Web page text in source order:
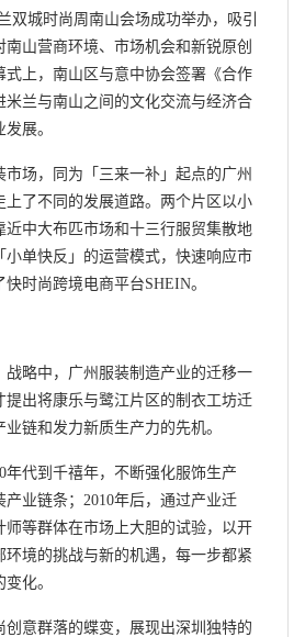
双城时尚周南山会场成功举办，吸引
南山营商环境、市场机会和新锐原创
式上，南山区与意中协会签署《合作
米兰与南山之间的文化交流与经济合
展。
场，同为「三来一补」起点的广州
上了不同的发展道路。两个片区以小
近中大布匹市场和十三行服贸集散地
小单快反」的运营模式，快速响应市
时尚跨境电商平台SHEIN。
战略中，广州服装制造产业的迁移一
提出将康乐与鹭江片区的制衣工坊迁
链和发力新质生产力的先机。
年代到千禧年，不断强化服饰生产
业链条；2010年后，通过产业迁
师等群体在市场上大胆的试验，以开
环境的挑战与新的机遇，每一步都紧
化。
创意群落的蝶变，展现出深圳独特的